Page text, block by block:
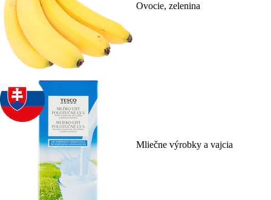
Ovocie, zelenina
Mliečne výrobky a vajcia